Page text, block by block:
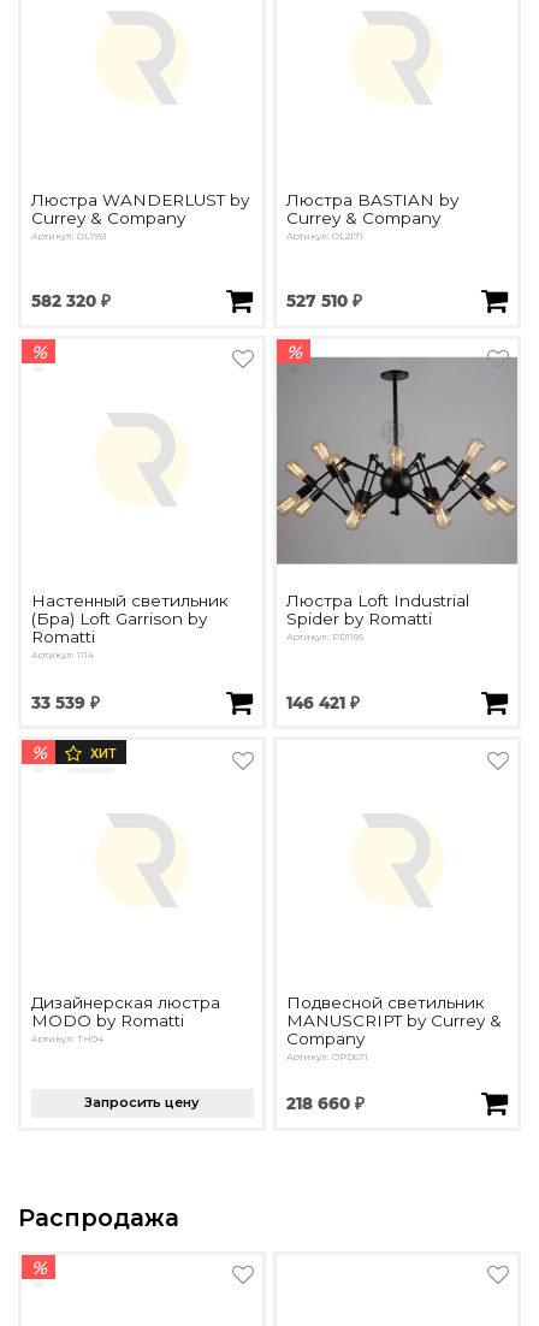
Люстра WANDERLUST by
Currey & Company
Артикул: OL1991
582 320 ₽
Люстра BASTIAN by
Currey & Company
Артикул: OL2171
527 510 ₽
%
Настенный светильник
(Бра) Loft Garrison by
Romatti
Артикул: 1114
33 539 ₽
%
Люстра Loft Industrial
Spider by Romatti
Артикул: PD1166
146 421 ₽
% ХИТ
Дизайнерская люстра
MODO by Romatti
Артикул: TH04
Запросить цену
Подвесной светильник
MANUSCRIPT by Currey &
Company
Артикул: OPD671
218 660 ₽
Распродажа
%